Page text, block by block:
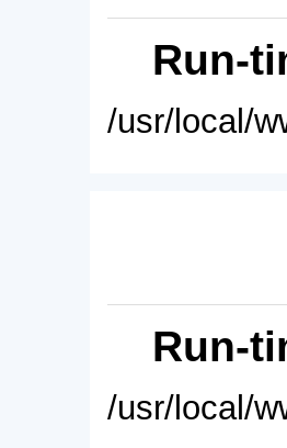
Run-
/usr/local/
Run-
/usr/local/